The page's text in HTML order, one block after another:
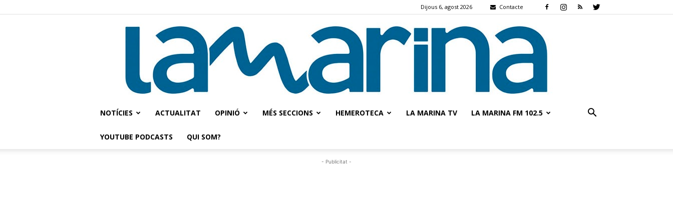
Dijous 6, agost 2026 Contacte
NOTÍCIES ACTUALITAT OPINIÓ MÉS SECCIONS HEMEROTECA LA MARINA TV LA MARINA FM 102.5
YOUTUBE PODCASTS QUI SOM?
- Publicitat -